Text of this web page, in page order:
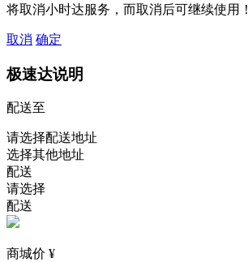
将取消小时达服务，而取消后可继续使用！
取消 确定
极速达说明
配送至
请选择配送地址
选择其他地址
配送
请选择
配送
商城价 ¥